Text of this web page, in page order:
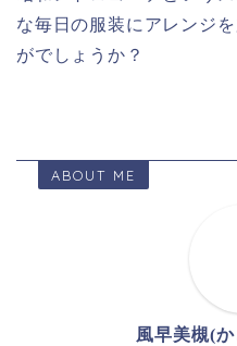
な毎日の服装にアレンジ
がでしょうか？
ABOUT ME
風早美槻(